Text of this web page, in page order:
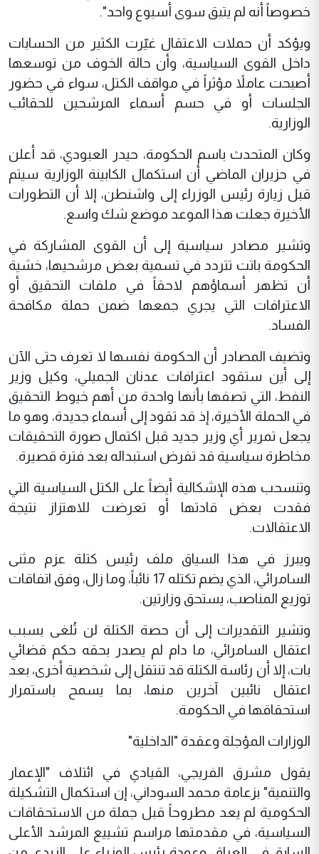
خصوصاً أنه لم يتبق سوى أسبوع واحد".
ويؤكد أن حملات الاعتقال غيّرت الكثير من الحسابات
داخل القوى السياسية، وأن حالة الخوف من توسعها
أصبحت عاملاً مؤثراً في مواقف الكتل، سواء في حضور
الجلسات أو في حسم أسماء المرشحين للحقائب
الوزارية.
وكان المتحدث باسم الحكومة، حيدر العبودي، قد أعلن
في حزيران الماضي أن استكمال الكابينة الوزارية سيتم
قبل زيارة رئيس الوزراء إلى واشنطن، إلا أن التطورات
الأخيرة جعلت هذا الموعد موضع شك واسع.
وتشير مصادر سياسية إلى أن القوى المشاركة في
الحكومة باتت تتردد في تسمية بعض مرشحيها، خشية
أن تظهر أسماؤهم لاحقاً في ملفات التحقيق أو
الاعترافات التي يجري جمعها ضمن حملة مكافحة
الفساد.
وتضيف المصادر أن الحكومة نفسها لا تعرف حتى الآن
إلى أين ستقود اعترافات عدنان الجميلي، وكيل وزير
النفط، التي تصفها بأنها واحدة من أهم خيوط التحقيق
في الحملة الأخيرة، إذ قد تقود إلى أسماء جديدة، وهو ما
يجعل تمرير أي وزير جديد قبل اكتمال صورة التحقيقات
مخاطرة سياسية قد تفرض استبداله بعد فترة قصيرة.
وتنسحب هذه الإشكالية أيضاً على الكتل السياسية التي
فقدت بعض قادتها أو تعرضت للاهتزاز نتيجة
الاعتقالات.
ويبرز في هذا السياق ملف رئيس كتلة عزم مثنى
السامرائي، الذي يضم تكتله 17 نائباً، وما زال، وفق اتفاقات
توزيع المناصب، يستحق وزارتين.
وتشير التقديرات إلى أن حصة الكتلة لن تُلغى بسبب
اعتقال السامرائي، ما دام لم يصدر بحقه حكم قضائي
بات، إلا أن رئاسة الكتلة قد تنتقل إلى شخصية أخرى، بعد
اعتقال نائبين آخرين منها، بما يسمح باستمرار
استحقاقها في الحكومة.
الوزارات المؤجلة وعقدة "الداخلية"
يقول مشرق الفريجي، القيادي في ائتلاف "الإعمار
والتنمية" بزعامة محمد السوداني، إن استكمال التشكيلة
الحكومية لم يعد مطروحاً قبل جملة من الاستحقاقات
السياسية، في مقدمتها مراسم تشييع المرشد الأعلى